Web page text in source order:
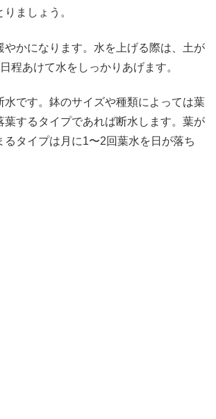
ましょう。
やかになります。水を上げる際は、土が
程あけて水をしっかりあげます。
水です。鉢のサイズや種類によっては葉
葉するタイプであれば断水します。葉が
るタイプは月に1〜2回葉水を日が落ち